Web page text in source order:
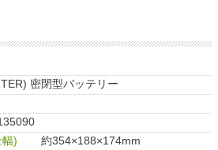
密閉型バッテリー
)
約354×188×174mm